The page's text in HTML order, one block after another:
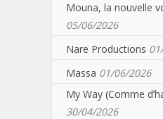
Mouna, la nouvelle
05/06/2026
Nare Productions
Massa 01/06/2026
My Way (Comme
30/04/2026